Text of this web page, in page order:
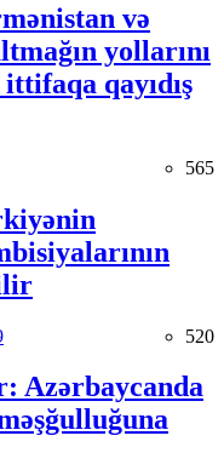
və
yollarını
qayıdış
565
520
Azərbaycanda